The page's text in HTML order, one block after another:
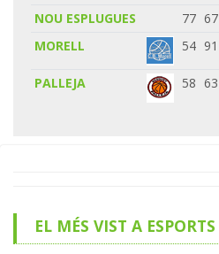
NOU ESPLUGUES
77 67
MORELL
54 91
PALLEJA 58 63
EL MÉS VIST A ESPORTS